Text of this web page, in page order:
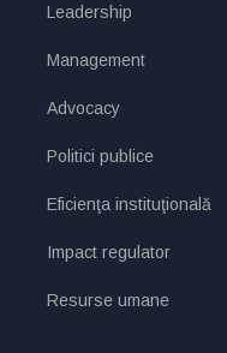
Leadership
Management
Advocacy
Politici publice
Eficienţa instituţională
Impact regulator
Resurse umane